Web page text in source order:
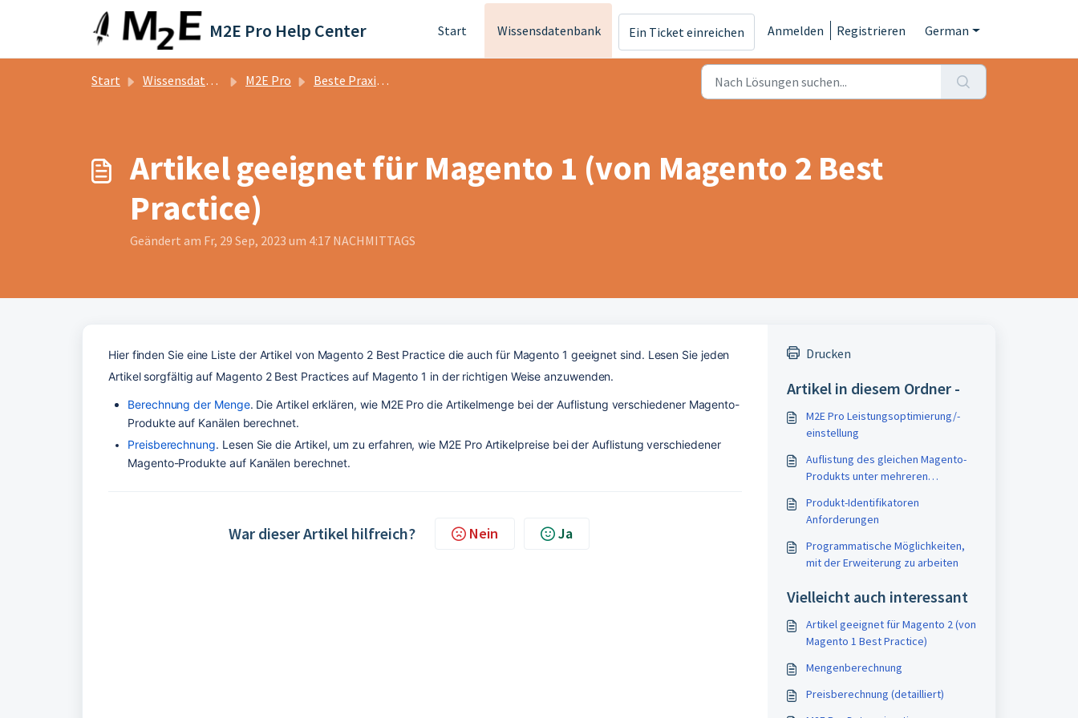
Zum hauptsächlichen Inhalt gehen
M2E Pro Help Center Start Wissensdatenbank Ein Ticket einreichen Anmelden Registrieren German
Start Wissensdatenbank M2E Pro Beste Praxis M1
Artikel geeignet für Magento 1 (von Magento 2 Best
Practice)
Geändert am Fr, 29 Sep, 2023 um 4:17 NACHMITTAGS
Hier finden Sie eine Liste der Artikel von Magento 2 Best Practice die auch für Magento 1 geeignet sind. Lesen Sie jeden
Artikel sorgfältig auf Magento 2 Best Practices auf Magento 1 in der richtigen Weise anzuwenden.
Berechnung der Menge. Die Artikel erklären, wie M2E Pro die Artikelmenge bei der Auflistung verschiedener Magento-
Produkte auf Kanälen berechnet.
Preisberechnung. Lesen Sie die Artikel, um zu erfahren, wie M2E Pro Artikelpreise bei der Auflistung verschiedener
Magento-Produkte auf Kanälen berechnet.
War dieser Artikel hilfreich? Nein Ja
Drucken
Artikel in diesem Ordner -
M2E Pro Leistungsoptimierung/-
einstellung
Auflistung des gleichen Magento-
Produkts unter mehreren
Produkt-Identifikatoren
Anforderungen
Programmatische Möglichkeiten,
mit der Erweiterung zu arbeiten
Vielleicht auch interessant
Artikel geeignet für Magento 2 (von
Magento 1 Best Practice)
Mengenberechnung
Preisberechnung (detailliert)